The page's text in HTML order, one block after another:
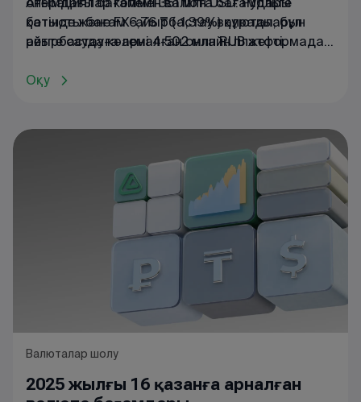
қатыстыбағам6,76 ₸(-1,39%)құрады, бұл
реттесаудакөлемі 4 502млнRUBжетті.
бетіндежәнеFX-айырбастау валюталарын
айырбастауғаарналғанонлайнплатформада
Оқу
Валюталар шолу
2025 жылғы 16 қазанға арналған